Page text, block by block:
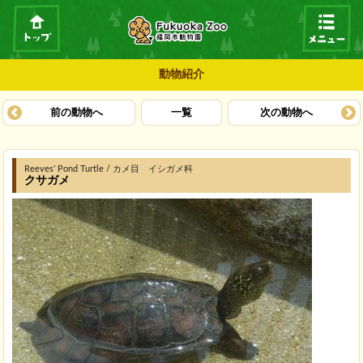
動物紹介
前の動物へ 一覧 次の動物へ
Reeves’ Pond Turtle / カメ目 イシガメ科
クサガメ